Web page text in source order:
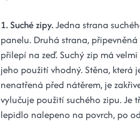
1. Suché zipy.Jedna strana
panelu. Druhá strana,
přilepí na zeď. Suchý zip má
jeho použití vhodný. Stěna, která
nenatřená před nátěrem, je
vylučuje použití suchého zipu. Je
lepidlo nalepeno na povrch, po